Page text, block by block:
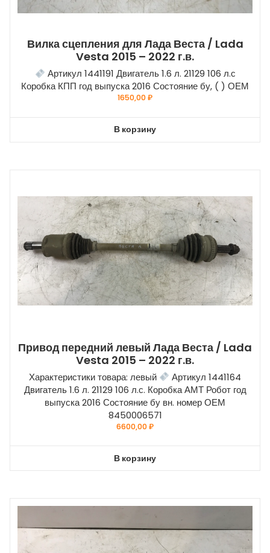
Вилка сцепления для Лада Веста / Lada
Vesta 2015 – 2022 г.в.
Артикул 1441191 Двигатель 1.6 л. 21129 106 л.с
Коробка КПП год выпуска 2016 Состояние бу, ( ) ОЕМ
1650,00₽
В корзину
Привод передний левый Лада Веста / Lada
Vesta 2015 – 2022 г.в.
Характеристики товара: левый
Артикул 1441164
Двигатель 1.6 л. 21129 106 л.с. Коробка АМТ Робот год
выпуска 2016 Состояние бу вн. номер ОЕМ
8450006571
6600,00₽
В корзину